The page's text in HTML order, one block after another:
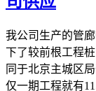
我公司生产的管
下了较前根工程
同于北京主城区
仅一期工程就有